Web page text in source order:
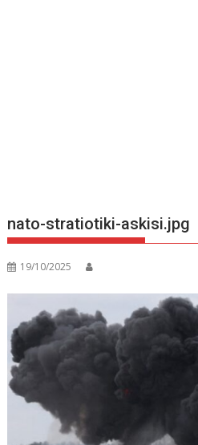
nato-stratiotiki-askisi.jpg
19/10/2025